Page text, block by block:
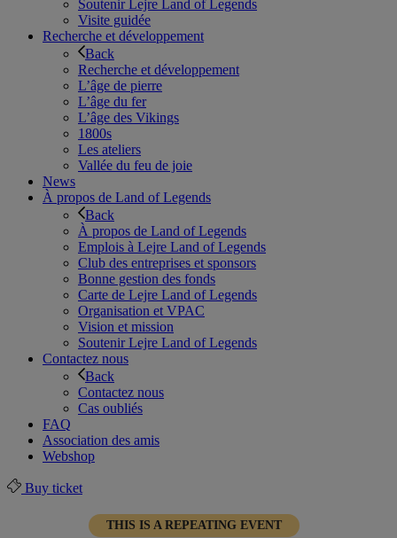
Soutenir Lejre Land of Legends
Visite guidée
Recherche et développement
Back
Recherche et développement
L’âge de pierre
L’âge du fer
L’âge des Vikings
1800s
Les ateliers
Vallée du feu de joie
News
À propos de Land of Legends
Back
À propos de Land of Legends
Emplois à Lejre Land of Legends
Club des entreprises et sponsors
Bonne gestion des fonds
Carte de Lejre Land of Legends
Organisation et VPAC
Vision et mission
Soutenir Lejre Land of Legends
Contactez nous
Back
Contactez nous
Cas oubliés
FAQ
Association des amis
Webshop
Buy ticket
THIS IS A REPEATING EVENT